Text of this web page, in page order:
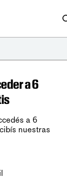
a 6
a 6
nuestras